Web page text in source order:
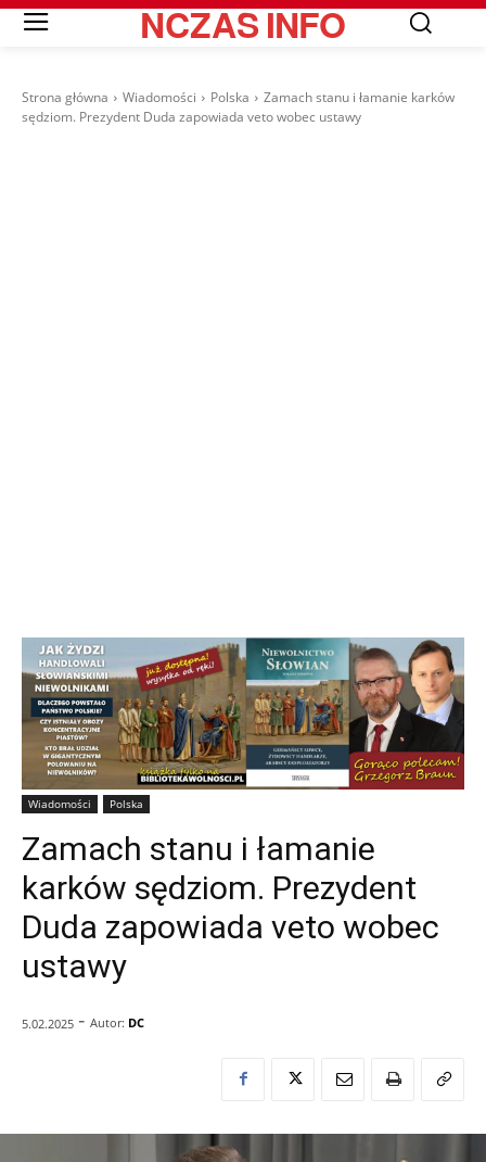
NCZASINFO
Strona główna Wiadomości Polska
Zamach stanu i łamanie karków
sędziom. Prezydent Duda zapowiada veto wobec ustawy
Wiadomości Polska
Zamach stanu i łamanie
karków sędziom. Prezydent
Duda zapowiada veto wobec
ustawy
5.02.2025 - Autor: DC